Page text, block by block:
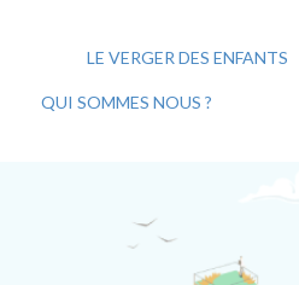
LE VERGER DES ENFANTS
QUI SOMMES NOUS ?